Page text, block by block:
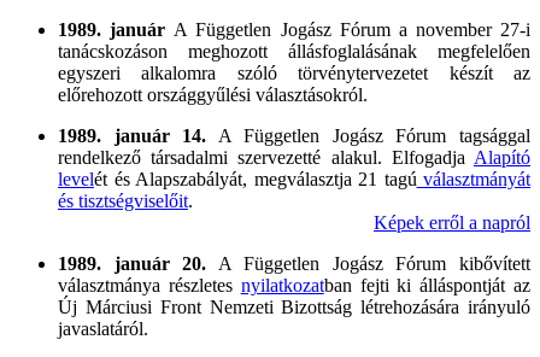
1989. január A Független Jogász Fórum a november 27-i
tanácskozáson meghozott állásfoglalásának megfelelően
egyszeri alkalomra szóló törvénytervezetet készít az
előrehozott országgyűlési választásokról.
1989. január 14. A Független Jogász Fórum tagsággal
rendelkező társadalmi szervezetté alakul. Elfogadja Alapító
levelét és Alapszabályát, megválasztja 21 tagú választmányát
és tisztségviselőit.
Képek erről a napról
1989. január 20. A Független Jogász Fórum kibővített
választmánya részletes nyilatkozatban fejti ki álláspontját az
Új Márciusi Front Nemzeti Bizottság létrehozására irányuló
javaslatáról.